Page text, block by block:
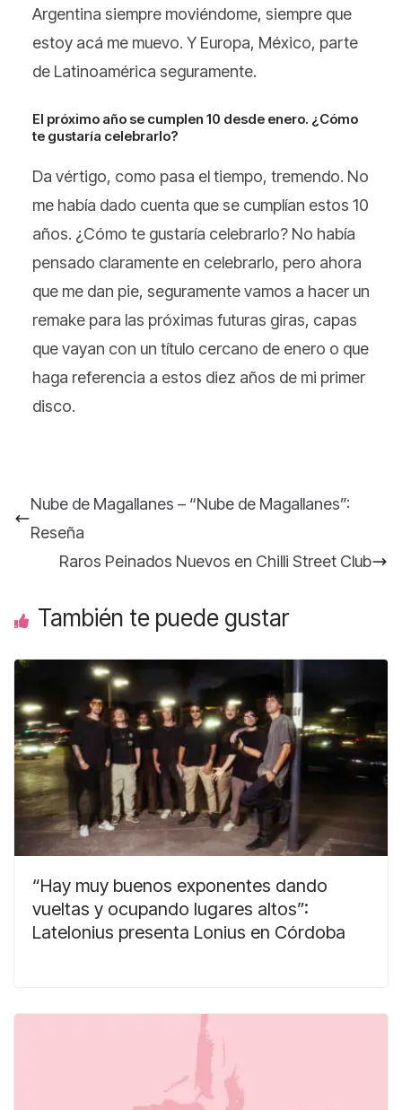
Argentina siempre moviéndome, siempre que
estoy acá me muevo. Y Europa, México, parte
de Latinoamérica seguramente.
El próximo año se cumplen 10 desde enero. ¿Cómo
te gustaría celebrarlo?
Da vértigo, como pasa el tiempo, tremendo. No
me había dado cuenta que se cumplían estos 10
años. ¿Cómo te gustaría celebrarlo? No había
pensado claramente en celebrarlo, pero ahora
que me dan pie, seguramente vamos a hacer un
remake para las próximas futuras giras, capas
que vayan con un título cercano de enero o que
haga referencia a estos diez años de mi primer
disco.
Nube de Magallanes – “Nube de Magallanes”:
Reseña
Raros Peinados Nuevos en Chilli Street Club
También te puede gustar
“Hay muy buenos exponentes dando
vueltas y ocupando lugares altos”:
Latelonius presenta Lonius en Córdoba